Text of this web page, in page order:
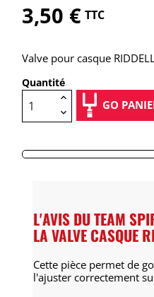
3,50 € TTC
Valve pour casque RIDDELL
Quantité
GO
L'AVIS DU TEAM
LA VALVE CASQUE
Cette pièce permet de
l'ajuster correctement